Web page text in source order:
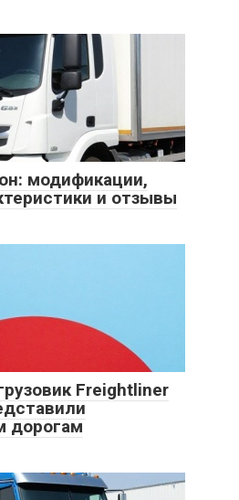
модификации,
и отзывы
Freightliner
дорогам